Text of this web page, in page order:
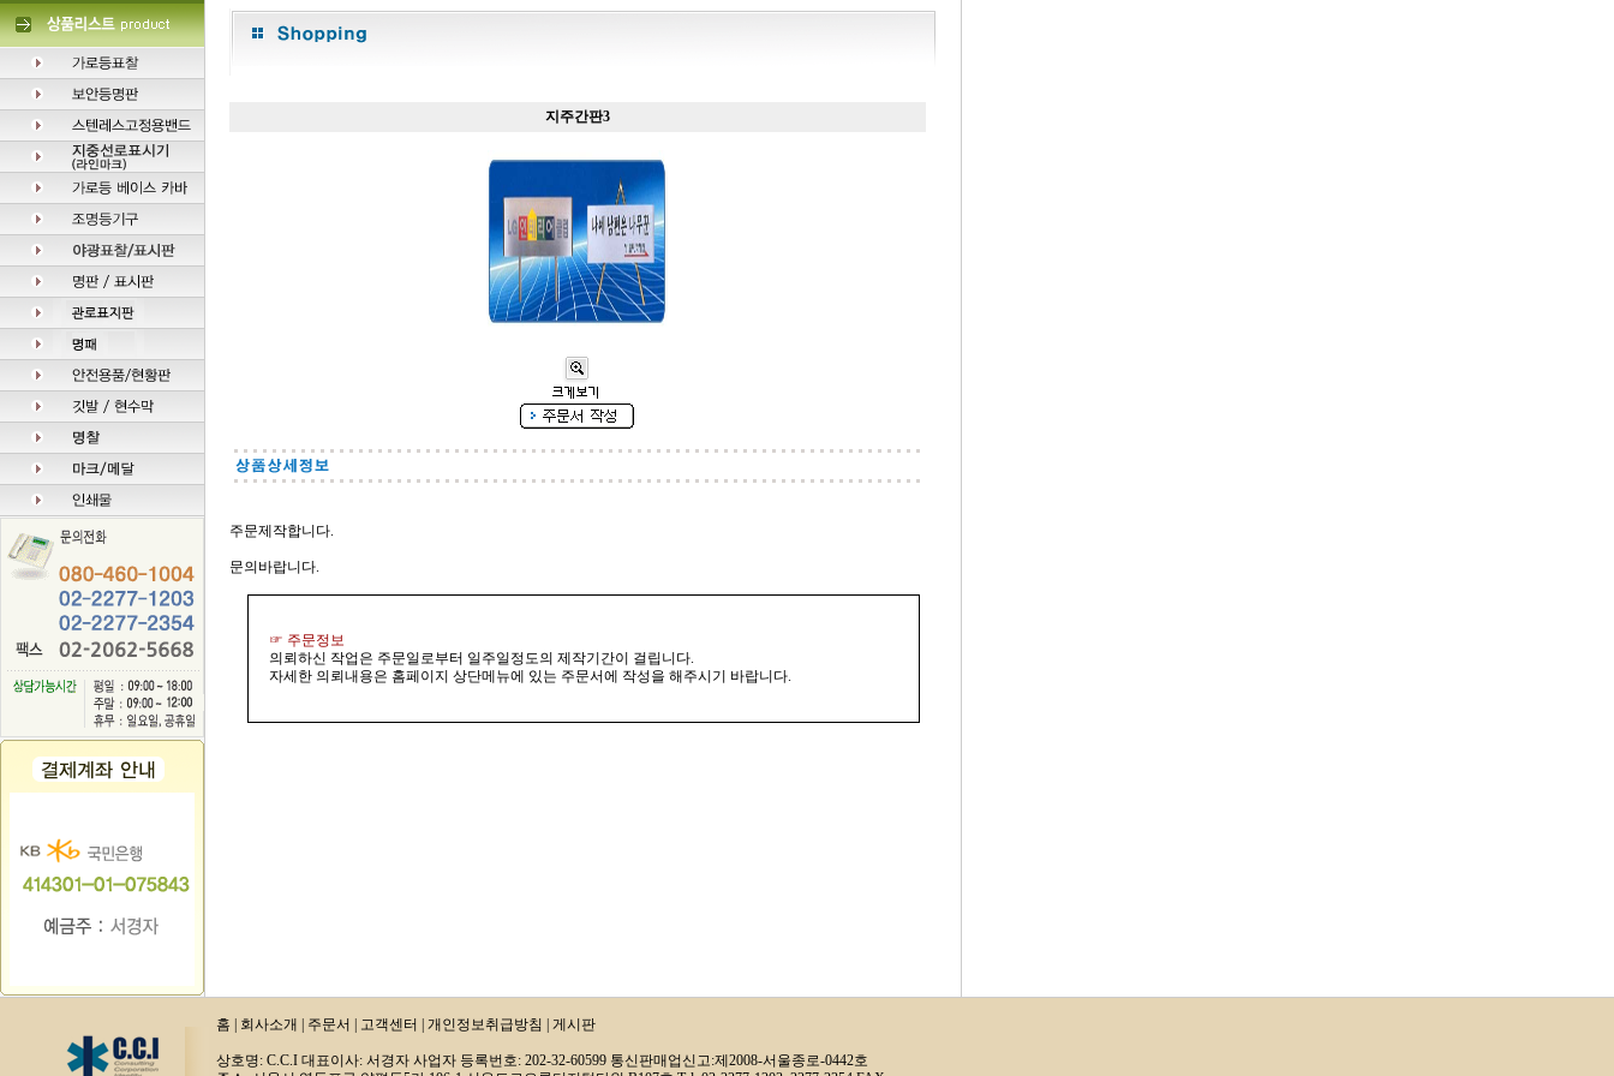
지주간판3
주문제작합니다.
문의바랍니다.
☞ 주문정보
의뢰하신 작업은 주문일로부터 일주일정도의 제작기간이 걸립니다.
자세한 의뢰내용은 홈페이지 상단메뉴에 있는 주문서에 작성을 해주시기 바랍니다.
홈 회사소개 주문서 고객센터 개인정보취급방침 게시판
상호명: C.C.I 대표이사: 서경자 사업자 등록번호: 202-32-60599 통신판매업신고:제2008-서울종로-0442호